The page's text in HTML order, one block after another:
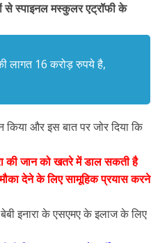
से स्पाइनल मस्कुलर एट्रॉफी के
लागत 16 करोड़ रुपये है,
किया और इस बात पर जोर दिया कि
की जान को खतरे में डाल सकती है
देने के लिए सामूहिक प्रयास करने
इनारा के एसएमए के इलाज के लिए